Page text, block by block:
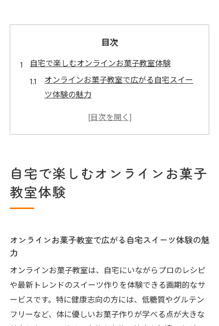
目次
自宅で楽しむオンラインお菓子教室体験
オンラインお菓子教室で広がる自宅スイー
ツ体験の魅力
口コミから見るオンラインお菓子教室のメ
野尻ケイクの口コミ活用術とオンラインお
菓子教室体験
健康志向スイーツを極める新しい方法
ーツの基本
低糖質にこだわるオンラインお菓子教室活
用法
口コミで話題の健康スイーツレシピをオン
自宅で楽しむオンラインお菓子
教室体験
オンラインお菓子教室で広がる自宅スイーツ体験の魅
力
オンラインお菓子教室は、自宅にいながらプロのレシピ
や最新トレンドのスイーツ作りを体験できる画期的なサ
ービスです。特に健康志向の方には、低糖質やグルテン
フリーなど、体に優しいお菓子作りが学べる点が大きな